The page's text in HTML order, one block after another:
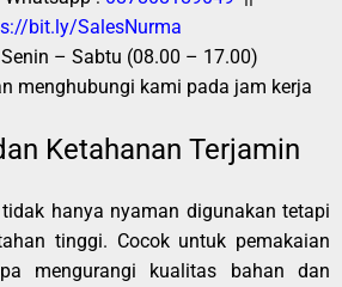
bit.ly/SalesNurma
– Sabtu (08.00 – 17.00)
menghubungi kami pada jam kerja
Ketahanan Terjamin
hanya nyaman digunakan tetapi
tinggi. Cocok untuk pemakaian
mengurangi kualitas bahan dan